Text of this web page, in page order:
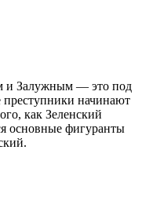
и Залужным — это под
начинают
как Зеленский
основные фигуранты